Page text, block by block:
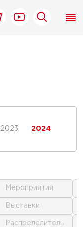
2023
2024
мероприятия
выставки
распределитель